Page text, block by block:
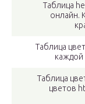
Таблица
онлайн.
Таблица
каждой
Таблица
цветов